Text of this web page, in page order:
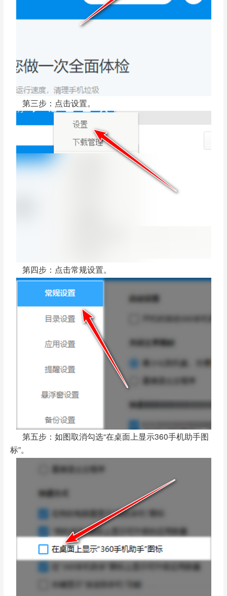
第三步：点击设置。
第四步：点击常规设置。
第五步：如图取消勾选“在桌面上显示360手机助手图
标”。